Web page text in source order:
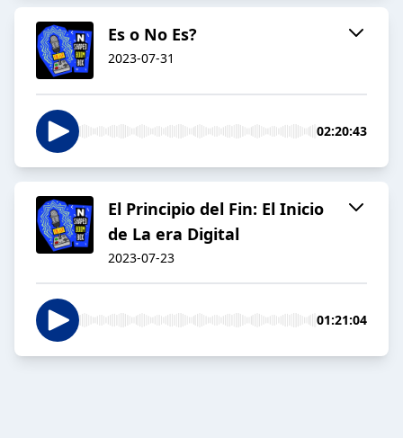
Es o No Es?
2023-07-31
02:20:43
El Principio del Fin: El Inicio
de La era Digital
2023-07-23
01:21:04